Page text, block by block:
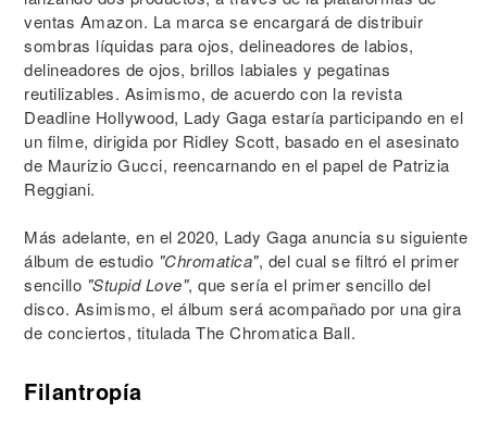
ventas Amazon. La marca se encargará de distribuir
sombras líquidas para ojos, delineadores de labios,
delineadores de ojos, brillos labiales y pegatinas
reutilizables. Asimismo, de acuerdo con la revista
Deadline Hollywood, Lady Gaga estaría participando en el
un filme, dirigida por Ridley Scott, basado en el asesinato
de Maurizio Gucci, reencarnando en el papel de Patrizia
Reggiani.
Más adelante, en el 2020, Lady Gaga anuncia su siguiente
álbum de estudio "Chromatica", del cual se filtró el primer
sencillo "Stupid Love", que sería el primer sencillo del
disco. Asimismo, el álbum será acompañado por una gira
de conciertos, titulada The Chromatica Ball.
Filantropía